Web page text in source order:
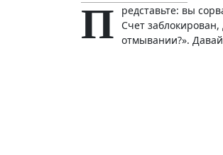
П
редставьте: вы
Счет
отмывании?».